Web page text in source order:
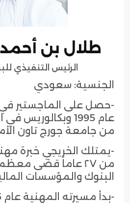
طلال بن
الرئيس التنفيذي
الجنسية: سعودي
-حصل على الماجستير في
عام 1995
من جامعة جورج تاون
-يمتلك الخريجي خبرة
من ٢٧ عاماً قضى
البنوك والمؤسسات